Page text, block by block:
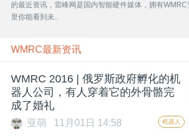
页
雷
峰
网
的最近资讯，雷峰网是国内智能硬件媒体，拥有
里你能看到未..
WMRC最新资讯
WMRC 2016 | 俄罗斯政府孵化的机
器人公司，有人穿着它的外骨骼完
成了婚礼
亚萌 11月01日 14:58 机器人